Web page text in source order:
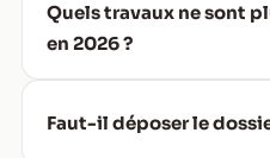
Quels travaux ne sont
en 2026 ?
Faut-il déposer le